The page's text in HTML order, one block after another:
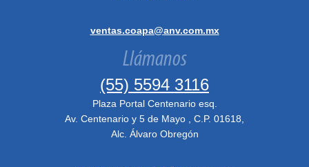
ventas.coapa@anv.com.mx
Llámanos
(55) 5594 3116
Plaza Portal Centenario esq.
Av. Centenario y 5 de Mayo , C.P. 01618,
Alc. Álvaro Obregón